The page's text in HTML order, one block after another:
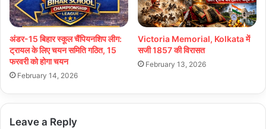
अंडर-15 बिहार स्कूल चैंपियनशिप लीग:
ट्रायल के लिए चयन समिति गठित, 15
फरवरी को होगा चयन
February 14, 2026
Victoria Memorial, Kolkata में
सजी 1857 की विरासत
February 13, 2026
Leave a Reply